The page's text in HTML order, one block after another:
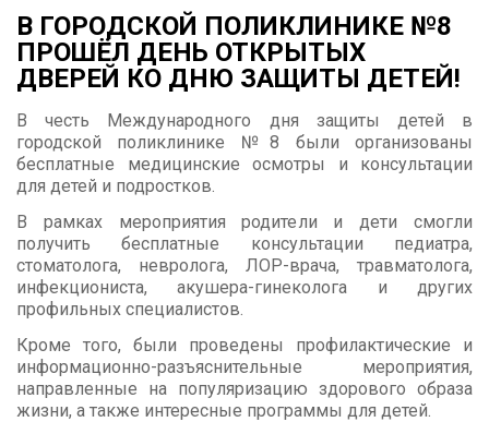
В ГОРОДСКОЙ ПОЛИКЛИНИКЕ №8
ПРОШЁЛ ДЕНЬ ОТКРЫТЫХ
ДВЕРЕЙ КО ДНЮ ЗАЩИТЫ ДЕТЕЙ!
В честь Международного дня защиты детей в
городской поликлинике №8 были организованы
бесплатные медицинские осмотры и консультации
для детей и подростков.
В рамках мероприятия родители и дети смогли
получить бесплатные консультации педиатра,
стоматолога, невролога, ЛОР-врача, травматолога,
инфекциониста, акушера-гинеколога и других
профильных специалистов.
Кроме того, были проведены профилактические и
информационно-разъяснительные мероприятия,
направленные на популяризацию здорового образа
жизни, а также интересные программы для детей.